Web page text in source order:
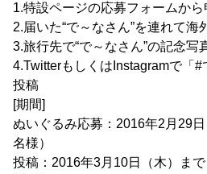
1.特設ページの応募フォームから
2.届いた“で～なさん”を連れて海
3.旅行先で“で～なさん”の記念写
4.TwitterもしくはInstagramで「
投稿
[期間]
ぬいぐるみ応募：2016年2月29
名様）
投稿：2016年3月10日（木）まで